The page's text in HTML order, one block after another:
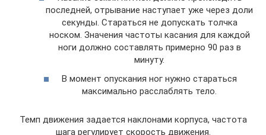
последней, отрывание наступает уже через доли
секунды. Стараться не допускать толчка
носком. Значения частоты касания для каждой
ноги должно составлять примерно 90 раз в
минуту.
В момент опускания ног нужно стараться
максимально расслаблять тело.
Темп движения задается наклонами корпуса, частота
шага регулирует скорость движения.